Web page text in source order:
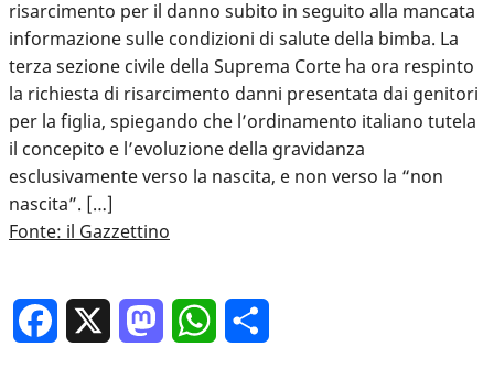
risarcimento per il danno subito in seguito alla mancata
informazione sulle condizioni di salute della bimba. La
terza sezione civile della Suprema Corte ha ora respinto
la richiesta di risarcimento danni presentata dai genitori
per la figlia, spiegando che l’ordinamento italiano tutela
il concepito e l’evoluzione della gravidanza
esclusivamente verso la nascita, e non verso la “non
nascita”. […]
Fonte: il Gazzettino
Facebook MastodonWhatsApp